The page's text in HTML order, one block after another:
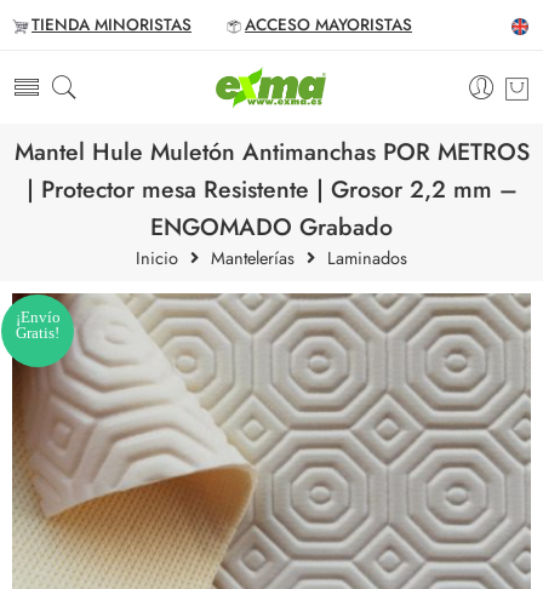
TIENDA MINORISTAS ACCESO MAYORISTAS
Mantel Hule Muletón Antimanchas POR METROS
| Protector mesa Resistente | Grosor 2,2 mm –
ENGOMADO Grabado
Inicio Mantelerías Laminados
¡Envío
Gratis!